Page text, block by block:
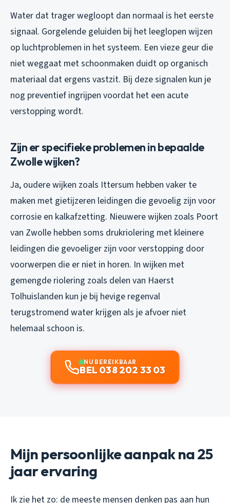
Water dat trager wegloopt dan normaal is het eerste
signaal. Gorgelende geluiden bij het leeglopen wijzen
op luchtproblemen in het systeem. Een vieze geur die
niet weggaat met schoonmaken duidt op organisch
materiaal dat ergens vastzit. Bij deze signalen kun je
nog preventief ingrijpen voordat het een acute
verstopping wordt.
Zijn er specifieke problemen in bepaalde
Zwolle wijken?
Ja, oudere wijken zoals Ittersum hebben vaker te
maken met gietijzeren leidingen die gevoelig zijn voor
corrosie en kalkafzetting. Nieuwere wijken zoals Poort
van Zwolle hebben soms drukriolering met kleinere
leidingen die gevoeliger zijn voor verstopping door
voorwerpen die er niet in horen. In wijken met
gemengde riolering zoals delen van Haerst
Tolhuislanden kun je bij hevige regenval
terugstromend water krijgen als je afvoer niet
helemaal schoon is.
NU BEREIKBAAR
BEL 038 202 33 03
Mijn persoonlijke aanpak na 25
jaar ervaring
Ik zie het zo: de meeste mensen denken pas aan hun